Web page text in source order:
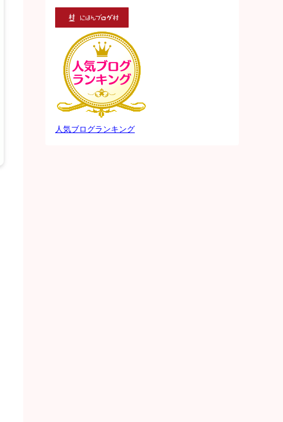
人気ブログランキング